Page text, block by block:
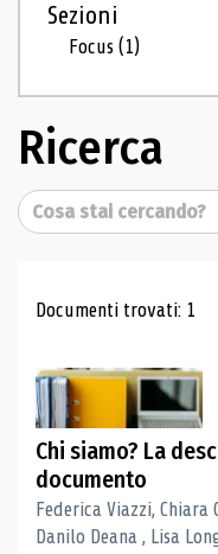
Sezioni
Focus(1)
Ricerca
Cerca
Risultati
Documenti trovati: 1
Chi siamo? La
documento
Federica Viazzi, Chiara
Danilo Deana , Lisa